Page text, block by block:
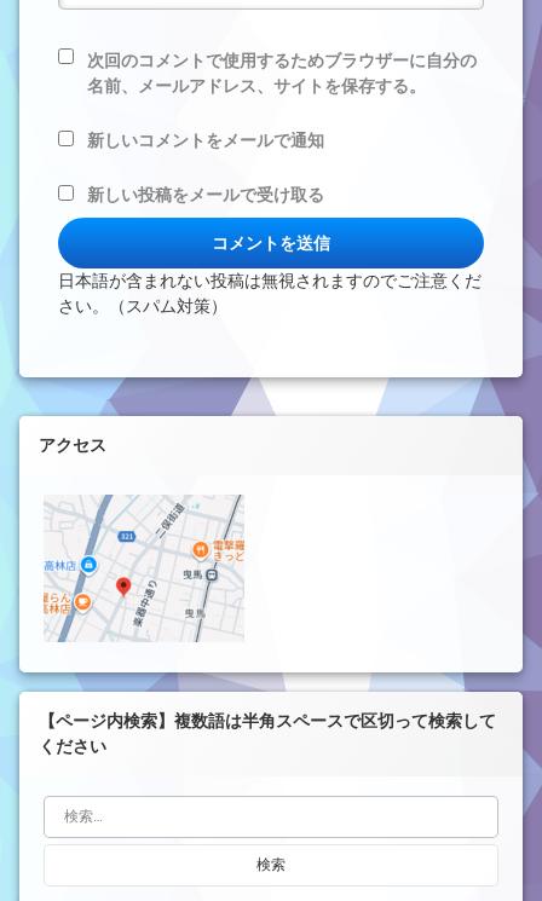
次回のコメントで使用するためブラウザーに自分の
名前、メールアドレス、サイトを保存する。
新しいコメントをメールで通知
新しい投稿をメールで受け取る
日本語が含まれない投稿は無視されますのでご注意くだ
さい。（スパム対策）
左サイドバー
アクセス
【ページ内検索】複数語は半角スペースで区切って検索して
ください
検索: